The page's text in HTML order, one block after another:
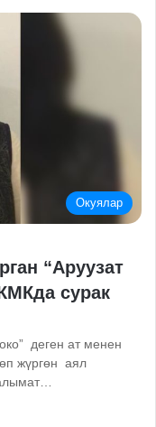
Окуялар
“Аруузат
сурак
деген ат менен
жүргөн аял